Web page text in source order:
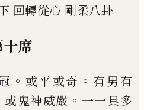
回轉從心 剛柔八卦
十席
。 或平或奇 。 有男有
或鬼神威嚴 。 一一具多